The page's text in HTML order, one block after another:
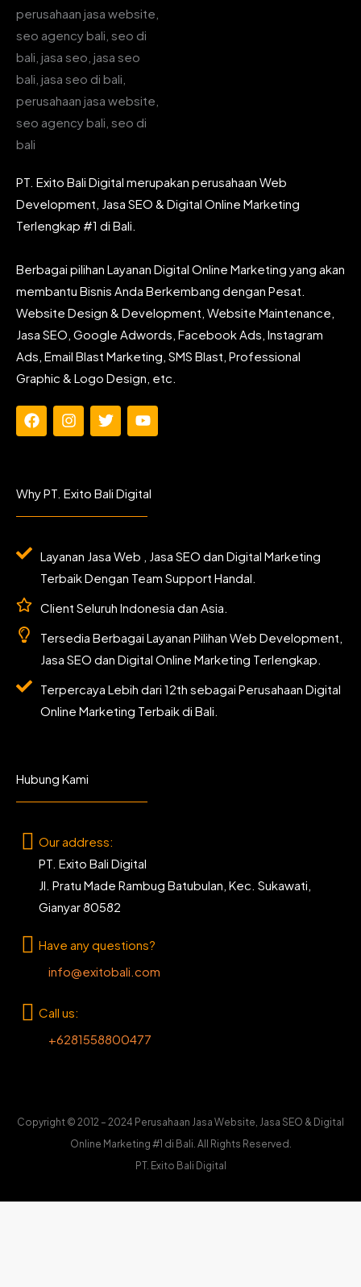
PT. Exito Bali Digital merupakan perusahaan Web
Development, Jasa SEO & Digital Online Marketing
Terlengkap #1 di Bali.
Berbagai pilihan Layanan Digital Online Marketing yang akan
membantu Bisnis Anda Berkembang dengan Pesat.
Website Design & Development, Website Maintenance,
Jasa SEO, Google Adwords, Facebook Ads, Instagram
Ads, Email Blast Marketing, SMS Blast, Professional
Graphic & Logo Design, etc.
F
b
I
a
m
T
t
Y
u
Why PT. Exito Bali Digital
Layanan Jasa Web , Jasa SEO dan Digital Marketing
Terbaik Dengan Team Support Handal.
Client Seluruh Indonesia dan Asia.
Tersedia Berbagai Layanan Pilihan Web Development,
Jasa SEO dan Digital Online Marketing Terlengkap.
Terpercaya Lebih dari 12th sebagai Perusahaan Digital
Online Marketing Terbaik di Bali.
Hubung Kami
Our address:
PT. Exito Bali Digital
Jl. Pratu Made Rambug Batubulan, Kec. Sukawati,
Gianyar 80582
Have any questions?
info@exitobali.com
Call us:
+6281558800477
Copyright © 2012 – 2024 Perusahaan Jasa Website, Jasa SEO & Digital
Online Marketing #1 di Bali. All Rights Reserved.
PT. Exito Bali Digital